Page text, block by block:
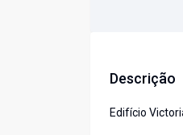
Descrição
Edifício